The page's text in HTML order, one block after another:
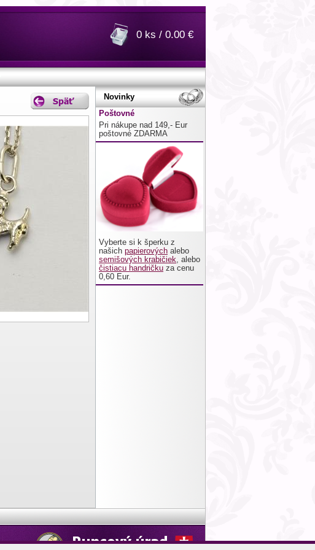
0 ks / 0.00 €
Novinky
Poštovné
Pri nákupe nad 149,- Eur
poštovné ZDARMA
Vyberte si k šperku z
našich papierových alebo
semišových krabičiek, alebo
čistiacu handričku za cenu
0,60 Eur.